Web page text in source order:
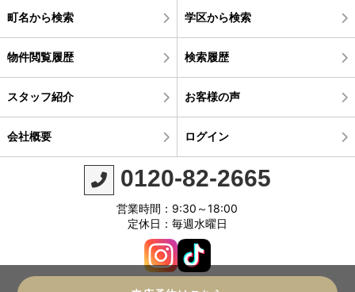
町名から検索 学区から検索
物件閲覧履歴 検索履歴
スタッフ紹介 お客様の声
会社概要 ログイン
0120-82-2665
営業時間：9:30～18:00
定休日：毎週水曜日